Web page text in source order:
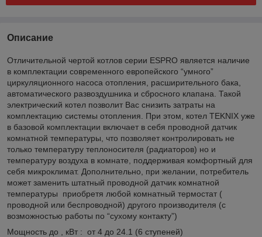
Описание
Отличительной чертой котлов серии ESPRO является наличие
в комплектации современного европейского “умного”
циркуляционного насоса отопления, расширительного бака,
автоматического развоздушника и сбросного клапана. Такой
электрический котел позволит Вас снизить затраты на
комплектацию системы отопления. При этом, котел TEKNIX уже
в базовой комплектации включает в себя проводной датчик
комнатной температуры, что позволяет контролировать не
только температуру теплоносителя (радиаторов) но и
температуру воздуха в комнате, поддерживая комфортный для
себя микроклимат. Дополнительно, при желании, потребитель
может заменить штатный проводной датчик комнатной
температуры приобретя любой комнатный термостат (
проводной или беcпроводной) другого производителя (с
возможностью работы по “сухому контакту”)
Мощность до , кВт : от 4 до 24.1 (6 ступеней)